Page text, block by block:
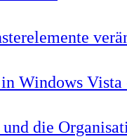
Windows Vista
die